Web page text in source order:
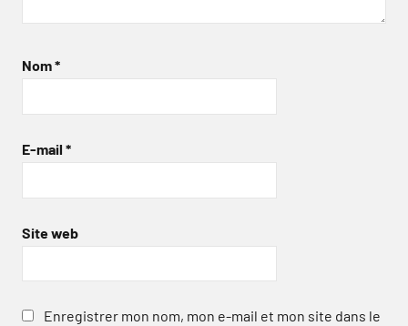
Nom*
E-mail *
Site web
Enregistrer mon nom, mon e-mail et mon site dans le